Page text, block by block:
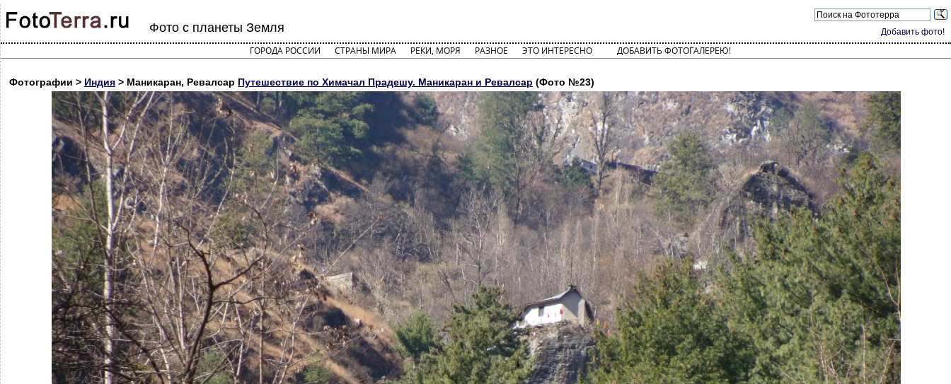
Добавить фото!
Фото с планеты Земля
ГОРОДА РОССИИ СТРАНЫ МИРА РЕКИ, МОРЯ РАЗНОЕ ЭТО ИНТЕРЕСНО ДОБАВИТЬ ФОТОГАЛЕРЕЮ!
Фотографии > Индия > Маникаран, Ревалсар Путешествие по Химачал Прадешу. Маникаран и Ревалсар (Фото №23)